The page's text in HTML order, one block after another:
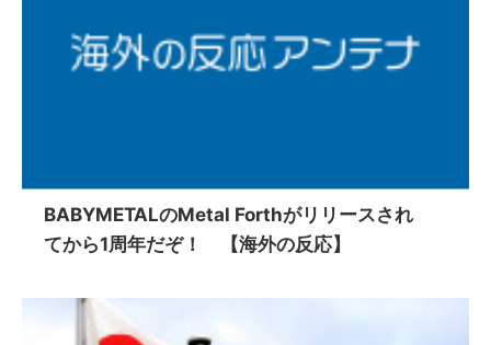
BABYMETALのMetal Forthがリリースされ
てから1周年だぞ！ 【海外の反応】